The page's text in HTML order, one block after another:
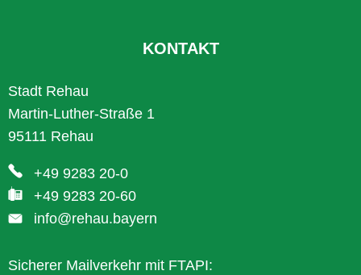
KONTAKT
Stadt Rehau
Martin-Luther-Straße 1
95111 Rehau
+49 9283 20-0
+49 9283 20-60
info@rehau.bayern
Sicherer Mailverkehr mit FTAPI: